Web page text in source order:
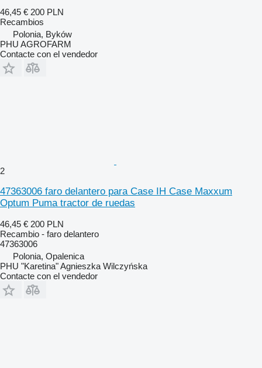
46,45 € 200 PLN
Recambios
Polonia, Byków
PHU AGROFARM
Contacte con el vendedor
2
47363006 faro delantero para Case IH Case Maxxum
Optum Puma tractor de ruedas
46,45 € 200 PLN
Recambio - faro delantero
47363006
Polonia, Opalenica
PHU "Karetina" Agnieszka Wilczyńska
Contacte con el vendedor